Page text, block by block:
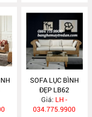
SOFA LỤC BÌNH
ĐẸP LB62
Giá: LH -
034.775.9900